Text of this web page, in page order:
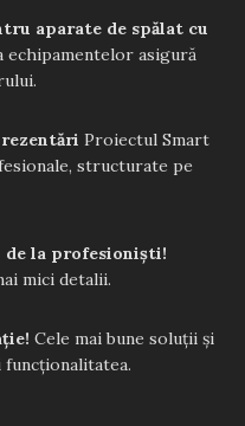
aparate de spălat cu
echipamentelor asigură
Proiectul Smart
structurate pe
la profesioniști!
mici detalii.
Cele mai bune soluții și